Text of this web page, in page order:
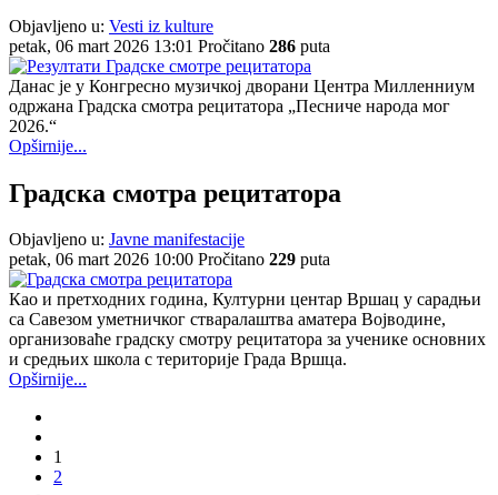
Objavljeno u: Vesti iz kulture
petak, 06 mart 2026 13:01 Pročitano 286 puta
Данас је у Конгресно музичкој дворани Центра Милленниум
одржана Градска смотра рецитатора „Песниче народа мог
2026.“
Opširnije...
Градска смотра рецитатора
Objavljeno u: Javne manifestacije
petak, 06 mart 2026 10:00 Pročitano 229 puta
Као и претходних година, Културни центар Вршац у сарадњи
са Савезом уметничког стваралаштва аматера Војводине,
организоваће градску смотру рецитатора за ученике основних
и средњих школа с територије Града Вршца.
Opširnije...
1
2